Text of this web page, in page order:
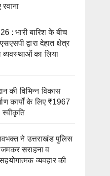
: भारी बारिश के बीच
द्वारा देहात क्षेत्र
व्यवस्थाओं का लिया
की विभिन्न विकास
कार्यों के लिए ₹1967
स्वीकृति
ने उत्तराखंड पुलिस
जमकर सराहना व
व्यवहार की